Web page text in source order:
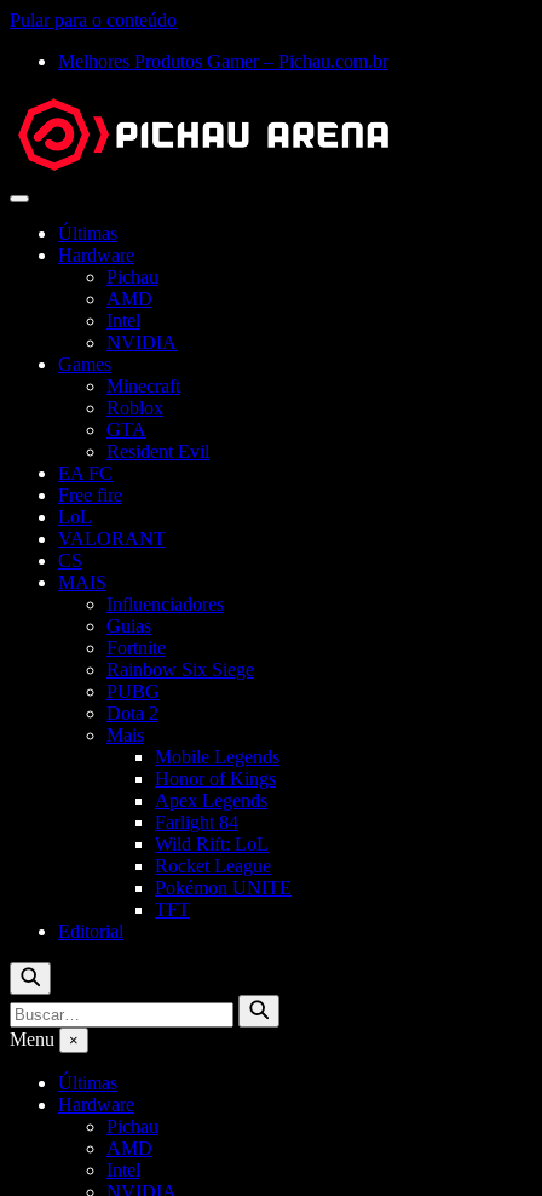
Pular para o conteúdo
Melhores Produtos Gamer – Pichau.com.br
Abrir
Últimas
Hardware
Pichau
AMD
Intel
NVIDIA
Games
Minecraft
Roblox
GTA
Resident Evil
EA FC
Free fire
LoL
VALORANT
CS
MAIS
Influenciadores
Guias
Fortnite
Rainbow Six Siege
PUBG
Dota 2
Mais
Mobile Legends
Honor of Kings
Apex Legends
Farlight 84
Wild Rift: LoL
Rocket League
Pokémon UNITE
TFT
Editorial
Buscar
Buscar
por:
Buscar
Menu ×
Últimas
Hardware
Pichau
AMD
Intel
NVIDIA